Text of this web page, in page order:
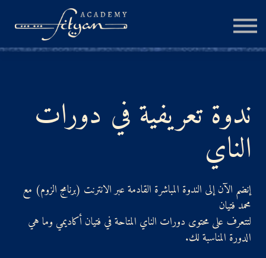
الجلسة الإستشارية
تسجيل الدخول
إنشاء حساب
ندوة تعريفية في دورات
الناي
إنضم الآن إلى الندوة المباشرة القادمة عبر الانترنت (برنامج الزوم) مع
محمد فتيان
لتتعرف على محتوى دورات الناي المتاحة في فتيان أكاديمي وما هي
الدورة المناسبة لك.